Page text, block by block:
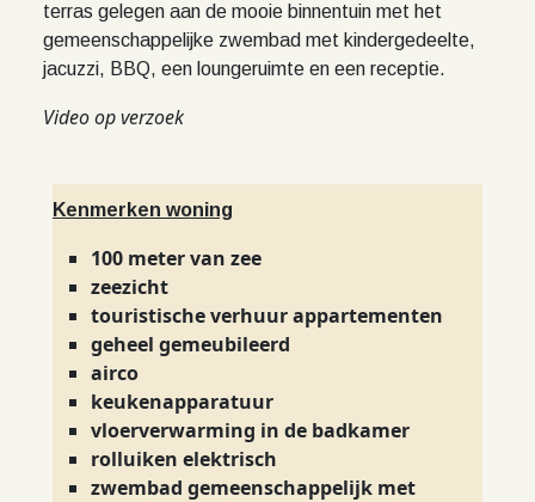
terras gelegen aan de mooie binnentuin met het
gemeenschappelijke zwembad met kindergedeelte,
jacuzzi, BBQ, een loungeruimte en een receptie.
Video op verzoek
Kenmerken woning
100 meter van zee
zeezicht
touristische verhuur appartementen
geheel gemeubileerd
airco
keukenapparatuur
vloerverwarming in de badkamer
rolluiken elektrisch
zwembad gemeenschappelijk met